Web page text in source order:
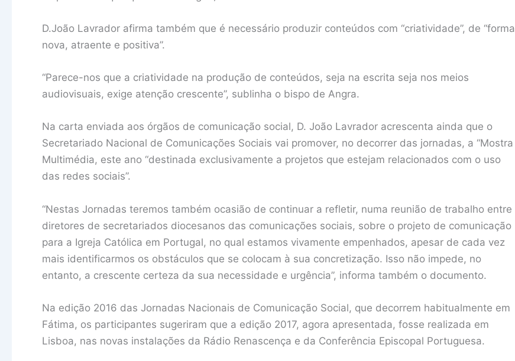
D.João Lavrador afirma também que é necessário produzir conteúdos com “criatividade”, de “forma
nova, atraente e positiva”.
“Parece-nos que a criatividade na produção de conteúdos, seja na escrita seja nos meios
audiovisuais, exige atenção crescente”, sublinha o bispo de Angra.
Na carta enviada aos órgãos de comunicação social, D. João Lavrador acrescenta ainda que o
Secretariado Nacional de Comunicações Sociais vai promover, no decorrer das jornadas, a “Mostra
Multimédia, este ano “destinada exclusivamente a projetos que estejam relacionados com o uso
das redes sociais”.
“Nestas Jornadas teremos também ocasião de continuar a refletir, numa reunião de trabalho entre
diretores de secretariados diocesanos das comunicações sociais, sobre o projeto de comunicação
para a Igreja Católica em Portugal, no qual estamos vivamente empenhados, apesar de cada vez
mais identificarmos os obstáculos que se colocam à sua concretização. Isso não impede, no
entanto, a crescente certeza da sua necessidade e urgência”, informa também o documento.
Na edição 2016 das Jornadas Nacionais de Comunicação Social, que decorrem habitualmente em
Fátima, os participantes sugeriram que a edição 2017, agora apresentada, fosse realizada em
Lisboa, nas novas instalações da Rádio Renascença e da Conferência Episcopal Portuguesa.